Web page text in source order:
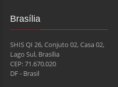
Brasília
SHIS QI 26, Conjuto 02, Casa 02,
Lago Sul, Brasília
CEP: 71.670.020
DF - Brasil